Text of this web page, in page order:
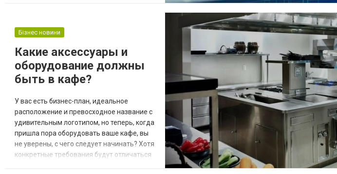
разновидности Стоп-Лосс используется
неблагоприятных условий для открыт...
Бізнес новини
Какие аксессуары и
оборудование должны
быть в кафе?
У вас есть бизнес-план, идеальное
расположение и превосходное название с
удивительным логотипом, но теперь, когда
пришла пора оборудовать ваше кафе, вы
не уверены, с чего следует начинать? Хотя
конкретные требования будут отличаться